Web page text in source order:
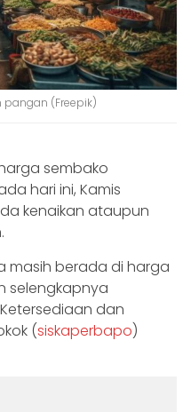
(Freepik)
sembako
hari ini, Kamis
kenaikan ataupun
masih berada di harga
selengkapnya
dan
(siskaperbapo)